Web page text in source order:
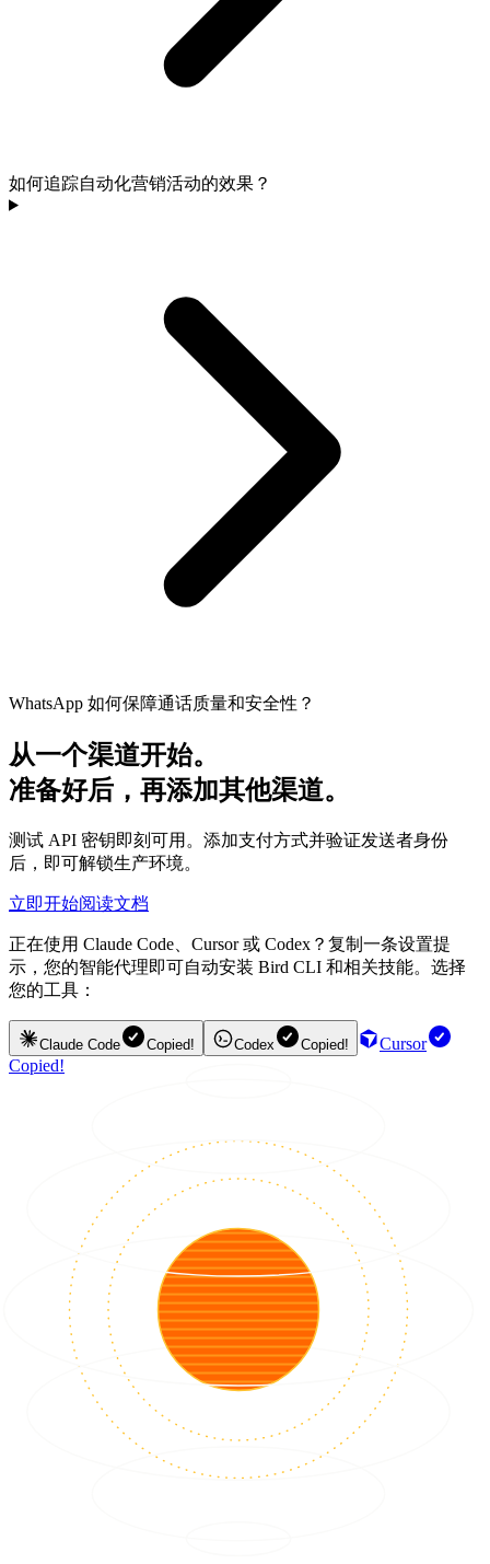
如何追踪自动化营销活动的效果？
WhatsApp 如何保障通话质量和安全性？
从一个渠道开始。
准备好后，再添加其他渠道。
测试 API 密钥即刻可用。添加支付方式并验证发送者身份
后，即可解锁生产环境。
立即开始阅读文档
正在使用 Claude Code、Cursor 或 Codex？复制一条设置提
示，您的智能代理即可自动安装 Bird CLI 和相关技能。选择
您的工具：
Claude Code Copied! Codex Copied!
Cursor
Copied!